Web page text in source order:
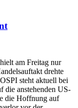
am Freitag nur
drehte
steht aktuell bei
die anstehenden US-
die Hoffnung auf